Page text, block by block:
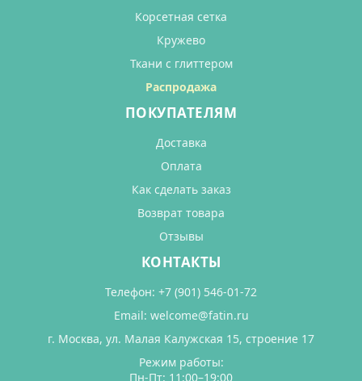
Корсетная сетка
Кружево
Ткани с глиттером
Распродажа
ПОКУПАТЕЛЯМ
Доставка
Оплата
Как сделать заказ
Возврат товара
Отзывы
КОНТАКТЫ
Телефон: +7 (901) 546-01-72
Email: welcome@fatin.ru
г. Москва, ул. Малая Калужская 15, строение 17
Режим работы:
Пн-Пт: 11:00–19:00